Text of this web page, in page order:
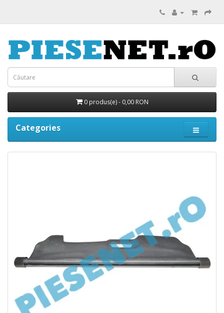
0 produs(e) - 0,00 RON
Categories